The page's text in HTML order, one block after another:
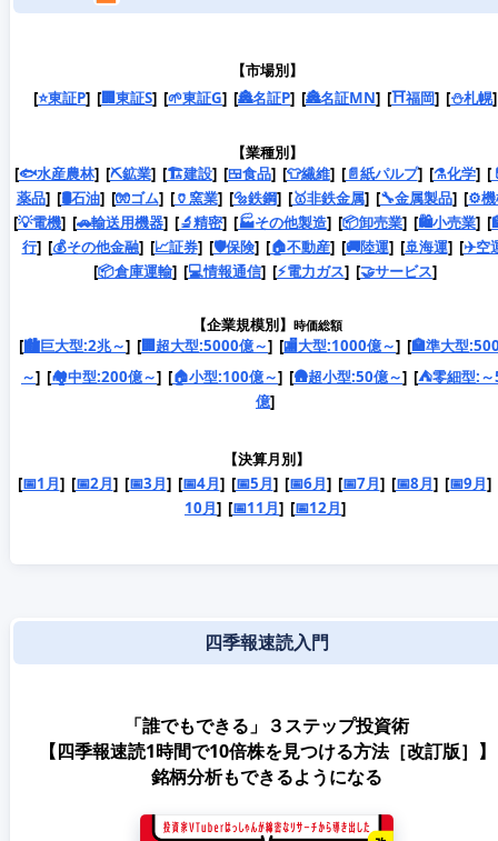
【市場別】
[⭐東証P] [🏢東証S] [🌱東証G] [🏯名証P] [🏯名証MN] [⛩️福岡] [⛄札幌
【業種別】
[🐟水産農林] [⛏️鉱業] [🏗️建設] [🍱食品] [👕繊維] [📄紙パルプ] [⚗️化学] [
薬品] [🛢️石油] [🧤ゴム] [🏺窯業] [🔩鉄鋼] [🥇非鉄金属] [🔧金属製品] [⚙️機
[💡電機] [🚗輸送用機器] [🔬精密] [🏭その他製造] [📦卸売業] [🛍️小売業] [
行] [💰その他金融] [📈証券] [🛡️保険] [🏠不動産] [🚚陸運] [🚢海運] [✈️空
[📦倉庫運輸] [💻情報通信] [⚡電力ガス] [🤝サービス]
【企業規模別】 時価総額
[🏙️巨大型:2兆～] [🏢超大型:5000億～] [🏬大型:1000億～] [🏣準大型
～] [🏘️中型:200億～] [🏠小型:100億～] [🛖超小型:50億～] [⛺️零細型:
億]
【決算月別】
[📅1月] [📅2月] [📅3月] [📅4月] [📅5月] [📅6月] [📅7月] [📅8月] [📅9月]
10月] [📅11月] [📅12月]
四季報速読入門
「誰でもできる」３ステップ投資術
【四季報速読1時間で10倍株を見つける方法［改訂版］】
銘柄分析もできるようになる